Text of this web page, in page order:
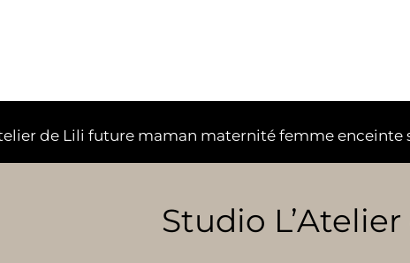
de Lili future maman maternité femme
Studio